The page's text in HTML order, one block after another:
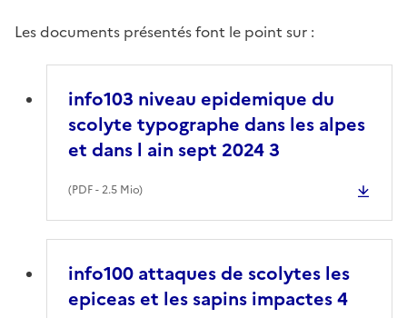
Les documents présentés font le point sur :
info103 niveau epidemique du
scolyte typographe dans les alpes
et dans l ain sept 2024 3
(PDF- 2.5 Mio)
info100 attaques de scolytes les
epiceas et les sapins impactes 4